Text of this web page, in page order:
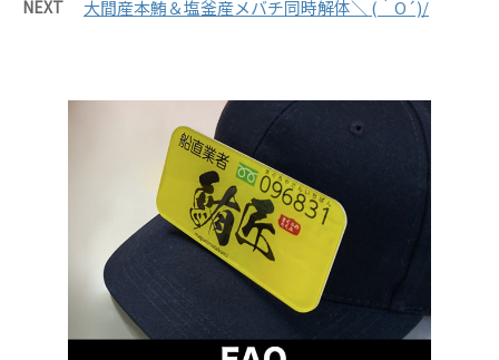
NEXT 大間産本鮪＆塩釜産メバチ同時解体＼ (｀O´)/